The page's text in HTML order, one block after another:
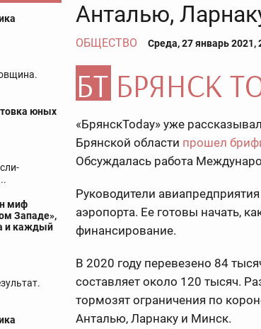
юных
миф
Западе»,
и каждый
Анталью,
ОБЩЕСТВО Среда, 27 январь 2021,
«БрянскToday» уже
Брянской области прошел
Обсуждалась работа
Руководители
аэропорта. Ее готовы начать,
финансирование.
В 2020 году перевезено 84
составляет около 120 тысяч.
тормозят ограничения по
Анталью, Ларнаку и Минск.